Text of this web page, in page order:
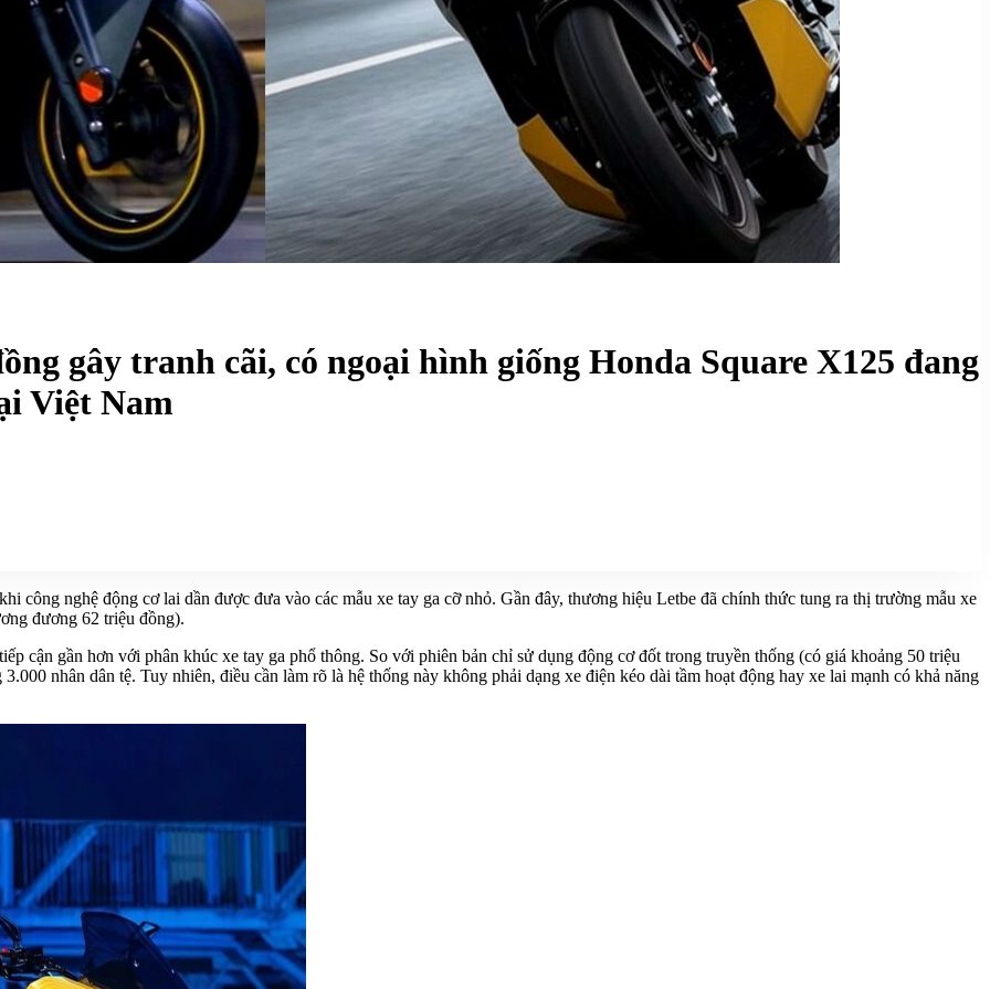
gây tranh cãi, có ngoại hình giống Honda Square X125 đang
Việt Nam
công nghệ động cơ lai dần được đưa vào các mẫu xe tay ga cỡ nhỏ. Gần đây, thương hiệu Letbe đã chính thức tung ra thị trường mẫu xe
đương 62 triệu đồng).
cận gần hơn với phân khúc xe tay ga phổ thông. So với phiên bản chỉ sử dụng động cơ đốt trong truyền thống (có giá khoảng 50 triệu
nhân dân tệ. Tuy nhiên, điều cần làm rõ là hệ thống này không phải dạng xe điện kéo dài tầm hoạt động hay xe lai mạnh có khả năng